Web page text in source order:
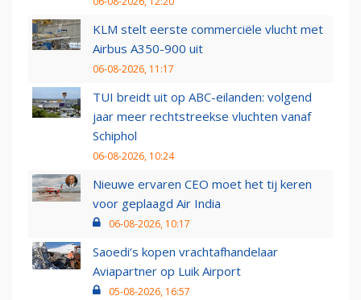
KLM stelt eerste commerciële vlucht met
Airbus A350-900 uit
06-08-2026, 11:17
TUI breidt uit op ABC-eilanden: volgend
jaar meer rechtstreekse vluchten vanaf
Schiphol
06-08-2026, 10:24
Nieuwe ervaren CEO moet het tij keren
voor geplaagd Air India
06-08-2026, 10:17
Saoedi’s kopen vrachtafhandelaar
Aviapartner op Luik Airport
05-08-2026, 16:57